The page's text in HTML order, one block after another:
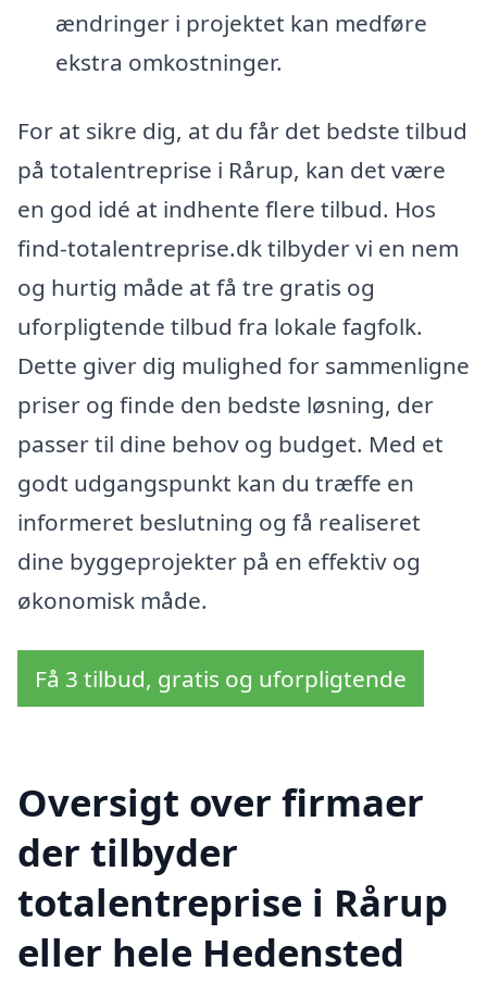
ændringer i projektet kan medføre
ekstra omkostninger.
For at sikre dig, at du får det bedste tilbud
på totalentreprise i Rårup, kan det være
en god idé at indhente flere tilbud. Hos
find-totalentreprise.dk tilbyder vi en nem
og hurtig måde at få tre gratis og
uforpligtende tilbud fra lokale fagfolk.
Dette giver dig mulighed for sammenligne
priser og finde den bedste løsning, der
passer til dine behov og budget. Med et
godt udgangspunkt kan du træffe en
informeret beslutning og få realiseret
dine byggeprojekter på en effektiv og
økonomisk måde.
Få 3 tilbud, gratis og uforpligtende
Oversigt over firmaer
der tilbyder
totalentreprise i Rårup
eller hele Hedensted